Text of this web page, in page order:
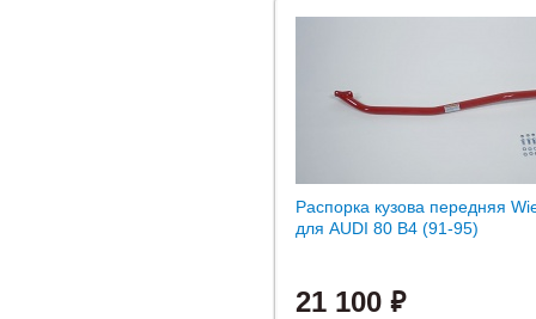
Распорка кузова передняя
для AUDI 80 B4 (91-95)
21 100